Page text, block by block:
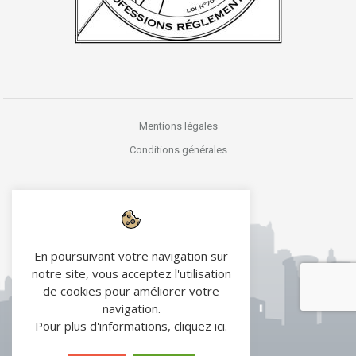
Mentions légales
Conditions générales
En poursuivant votre navigation sur
notre site, vous acceptez l'utilisation
de cookies pour améliorer votre
navigation.
Pour plus d'informations, cliquez ici.